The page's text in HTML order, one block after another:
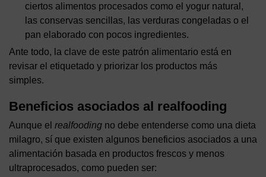
ciertos alimentos procesados como el yogur natural,
las conservas sencillas, las verduras congeladas o el
pan elaborado con pocos ingredientes.
Ante todo, la clave de este patrón alimentario está en
revisar el etiquetado y priorizar los productos más
simples.
Beneficios asociados al realfooding
Aunque el realfooding no debe entenderse como una dieta
milagro, sí que existen algunos beneficios asociados a una
alimentación basada en productos frescos y menos
ultraprocesados, como pueden ser: